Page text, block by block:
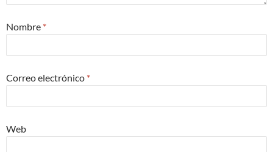
Nombre *
Correo electrónico *
Web